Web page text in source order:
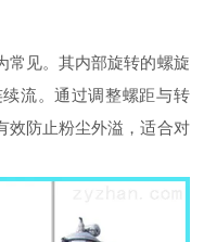
见。其内部旋转的螺旋
流。通过调整螺距与转
效防止粉尘外溢，适合对